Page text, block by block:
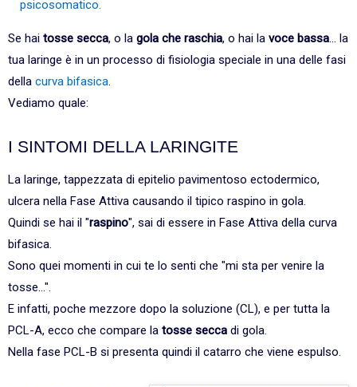
Se hai tosse secca, o la gola che raschia, o hai la voce bassa... la
tua laringe è in un processo di fisiologia speciale in una delle fasi
della curva bifasica.
Vediamo quale:
I SINTOMI DELLA LARINGITE
La laringe, tappezzata di epitelio pavimentoso ectodermico,
ulcera nella Fase Attiva causando il tipico raspino in gola.
Quindi se hai il "raspino", sai di essere in Fase Attiva della curva
bifasica.
Sono quei momenti in cui te lo senti che "mi sta per venire la
tosse...".
E infatti, poche mezzore dopo la soluzione (CL), e per tutta la
PCL-A, ecco che compare la tosse secca di gola.
Nella fase PCL-B si presenta quindi il catarro che viene espulso.